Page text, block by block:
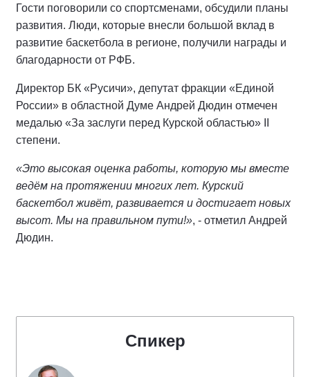
Гости поговорили со спортсменами, обсудили планы
развития. Люди, которые внесли большой вклад в
развитие баскетбола в регионе, получили награды и
благодарности от РФБ.
Директор БК «Русичи», депутат фракции «Единой
России» в областной Думе Андрей Дюдин отмечен
медалью «За заслуги перед Курской областью» II
степени.
«Это высокая оценка работы, которую мы вместе
ведём на протяжении многих лет. Курский
баскетбол живёт, развивается и достигает новых
высот. Мы на правильном пути!», - отметил Андрей
Дюдин.
Спикер